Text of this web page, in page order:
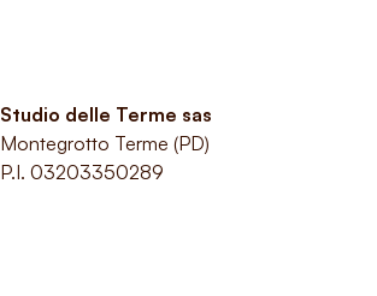
Studio delle Terme sas
Montegrotto Terme (PD)
P.I. 03203350289